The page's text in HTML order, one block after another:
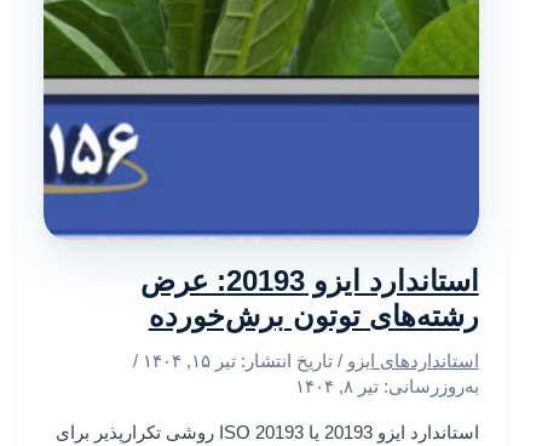
استاندارد ایزو 20193: عرض
رشته‌های توتون برش‌خورده
استانداردهای ایزو / تاریخ انتشار: تیر ۱۵, ۱۴۰۴
/
به‌روزرسانی: تیر ۸, ۱۴۰۴
استاندارد ایزو 20193 یا ISO 20193 روشی تکرارپذیر برای